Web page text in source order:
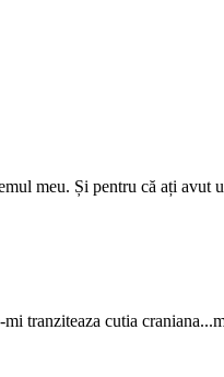
meu. Și pentru că ați avut
tranziteaza cutia